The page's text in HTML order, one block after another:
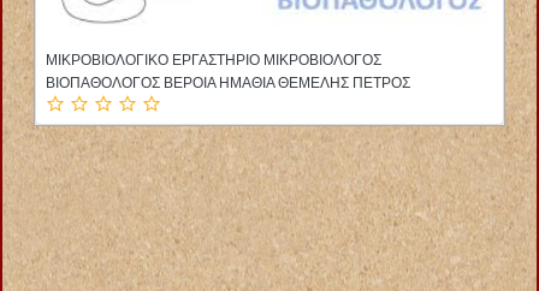
ΑΓΓΕΙΟΧΕΙΡΟΥΡΓΟΣ ΘΕΣΣΑΛΟΝΙΚΗ ΠΑΠΑΔΑΚΗΣ ΕΜΜΑΝΟΥΗΛ